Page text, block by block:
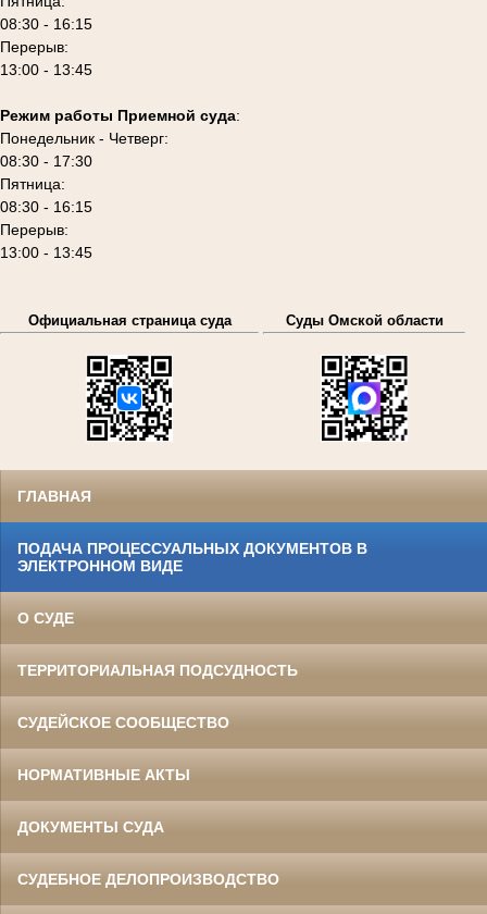
08:30 - 16:15
Перерыв:
13:00 - 13:45
Режим работы Приемной суда:
Понедельник - Четверг:
08:30 - 17:30
Пятница:
08:30 - 16:15
Перерыв:
13:00 - 13:45
Официальная страница суда Суды Омской области
ГЛАВНАЯ
ПОДАЧА ПРОЦЕССУАЛЬНЫХ ДОКУМЕНТОВ В
ЭЛЕКТРОННОМ ВИДЕ
О СУДЕ
ТЕРРИТОРИАЛЬНАЯ ПОДСУДНОСТЬ
СУДЕЙСКОЕ СООБЩЕСТВО
НОРМАТИВНЫЕ АКТЫ
ДОКУМЕНТЫ СУДА
СУДЕБНОЕ ДЕЛОПРОИЗВОДСТВО